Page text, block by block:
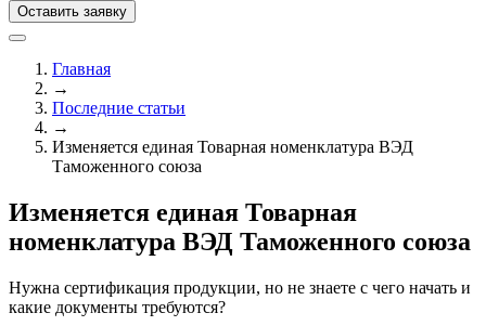
Оставить заявку
Главная
→
Последние статьи
→
Изменяется единая Товарная номенклатура ВЭД
Таможенного союза
Изменяется единая Товарная
номенклатура ВЭД Таможенного союза
Нужна сертификация продукции, но не знаете с чего начать и
какие документы требуются?